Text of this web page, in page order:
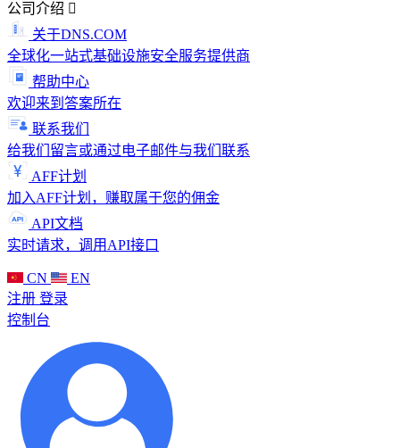
公司介绍
关于DNS.COM
全球化一站式基础设施安全服务提供商
帮助中心
欢迎来到答案所在
联系我们
给我们留言或通过电子邮件与我们联系
AFF计划
加入AFF计划，赚取属于您的佣金
API文档
实时请求，调用API接口
CN
EN
注册 登录
控制台